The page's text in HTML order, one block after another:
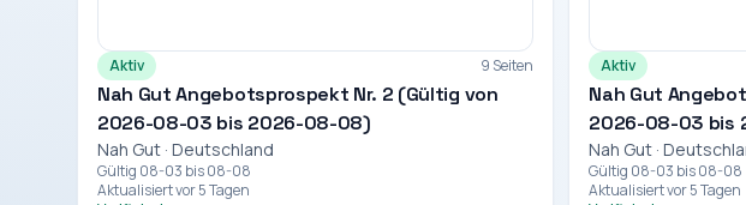
Aktiv 9 Seiten
Nah Gut Angebotsprospekt Nr. 2 (Gültig von
2026-08-03 bis 2026-08-08)
Nah Gut · Deutschland
Gültig 08-03 bis 08-08
Aktualisiert vor 5 Tagen
Aktiv
Nah Gut
2026-08-03 bis
Nah Gut ·
Gültig 08-03 bis 08-08
Aktualisiert vor 5 Tagen